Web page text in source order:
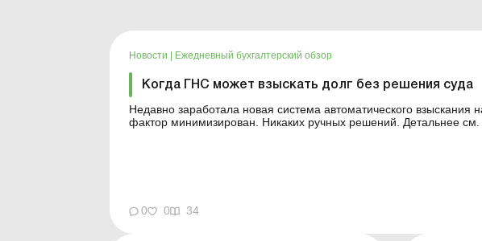
Новости Ежедневный бухгалтерский обзор
Когда ГНС может взыскать долг без решения суда
Недавно заработала новая система автоматического взыскания
фактор минимизирован. Никаких ручных решений. Детальнее см.
0 0 34